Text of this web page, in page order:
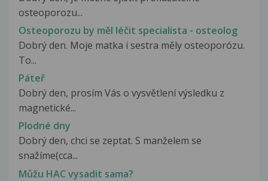
osteoporozu...
Osteoporozu by měl léčit specialista - osteolog
Dobrý den. Moje matka i sestra měly osteoporózu.
To...
Páteř
Dobrý den, prosím Vás o vysvětlení výsledku z
magnetické...
Plodné dny
Dobrý den, chci se zeptat. S manželem se
snažíme(cca...
Můžu HAC vysadit sama?